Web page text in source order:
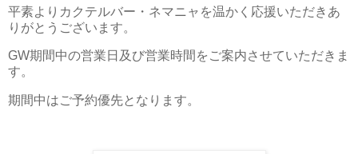
平素よりカクテルバー・ネマニャを温かく応援いただきあ
りがとうございます。
GW期間中の営業日及び営業時間をご案内させていただきま
す。
期間中はご予約優先となります。